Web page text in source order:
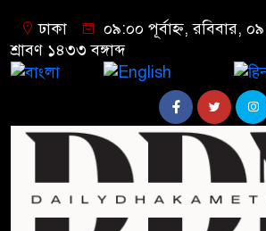
ঢাকা
০৯:০০ পূর্বাহ্ন, রবিবার,
শ্রাবণ ১৪৩৩ বঙ্গাব্দ